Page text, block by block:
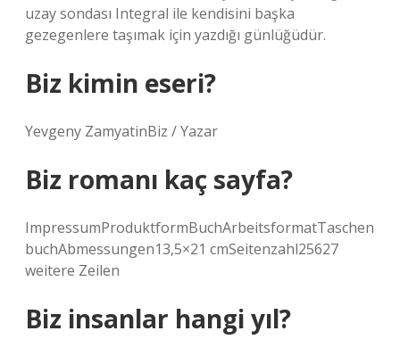
uzay sondası Integral ile kendisini başka
gezegenlere taşımak için yazdığı günlüğüdür.
Biz kimin eseri?
Yevgeny ZamyatinBiz / Yazar
Biz romanı kaç sayfa?
ImpressumProduktformBuchArbeitsformatTaschen
buchAbmessungen13,5×21 cmSeitenzahl25627
weitere Zeilen
Biz insanlar hangi yıl?